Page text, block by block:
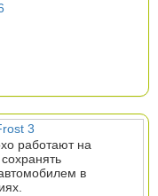
3
работают на
в